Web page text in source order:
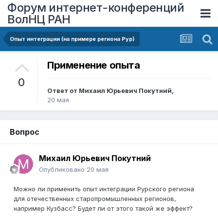
Форум интернет-конференций
ВолНЦ РАН
Опыт интеграции (на примере региона Рур)
0
Применение опыта
Ответ от Михаил Юрьевич Покутний,
20 мая
Вопрос
Михаил Юрьевич Покутний
Опубликовано 20 мая
Можно ли применить опыт интеграции Рурского региона
для отечественных старопромышленных регионов,
например Кузбасс? Будет ли от этого такой же эффект?